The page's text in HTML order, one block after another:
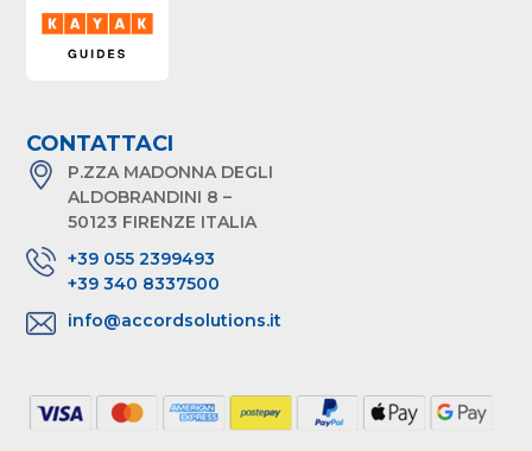
CONTATTACI
P.ZZA MADONNA DEGLI
ALDOBRANDINI 8 –
50123 FIRENZE ITALIA
+39 055 2399493
+39 340 8337500
info@accordsolutions.it